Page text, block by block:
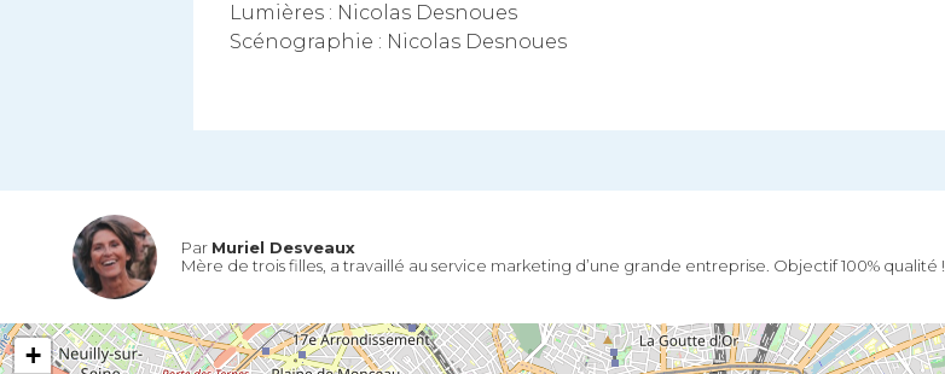
Lumières : Nicolas Desnoues
Scénographie : Nicolas Desnoues
Par Muriel Desveaux
Mère de trois filles, a travaillé au service marketing d’une grande entreprise. Objectif 100% qualité !
+